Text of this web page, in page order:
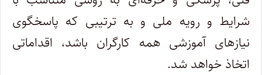
شرایط و رویه ملی و به ترتیبی که پاسخگوی
نیازهای آموزشی همه کارگران باشد، اقداماتی
اتخاذ خواهد شد.